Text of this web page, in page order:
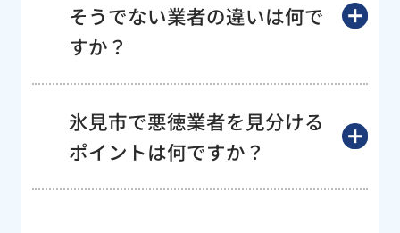
そうでない業者の違いは何で
すか？
氷見市で悪徳業者を見分ける
ポイントは何ですか？